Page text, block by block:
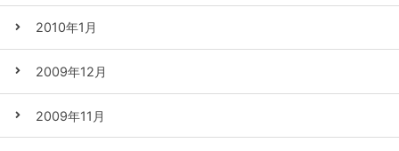
2010年1月
2009年12月
2009年11月